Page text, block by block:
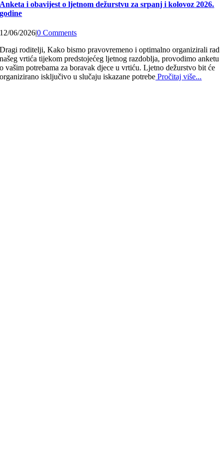
Anketa i obavijest o ljetnom dežurstvu za srpanj i kolovoz 2026.
godine
12/06/2026|0 Comments
Dragi roditelji, Kako bismo pravovremeno i optimalno organizirali rad
našeg vrtića tijekom predstojećeg ljetnog razdoblja, provodimo anketu
o vašim potrebama za boravak djece u vrtiću. Ljetno dežurstvo bit će
organizirano isključivo u slučaju iskazane potrebe Pročitaj više...